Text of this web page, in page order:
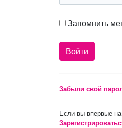
Запомнить
Забыли свой
Если вы впервые